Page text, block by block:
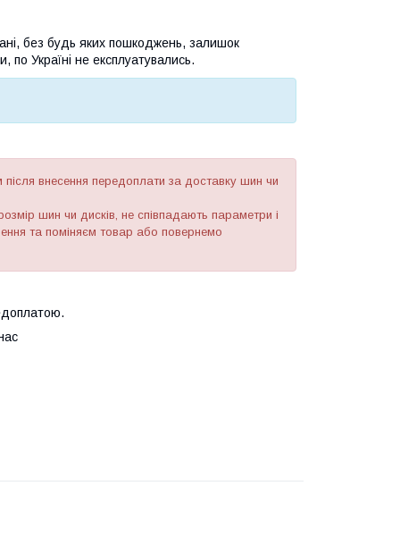
без будь яких пошкоджень, залишок
Україні не експлуатувались.
внесення передоплати за доставку шин чи
шин чи дисків, не співпадають параметри і
та поміняєм товар або повернемо